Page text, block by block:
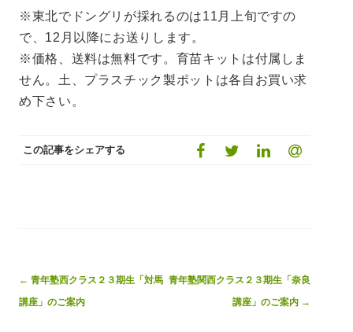
※東北でドングリが採れるのは11月上旬ですの
で、12月以降にお送りします。
※価格、送料は無料です。育苗キットは付属しま
せん。土、プラスチック製ポットは各自お買い求
め下さい。
この記事をシェアする
Post
navigation
← 青年塾西クラス２３期生「対馬
講座」のご案内
青年塾関西クラス２３期生「奈良
講座」のご案内 →